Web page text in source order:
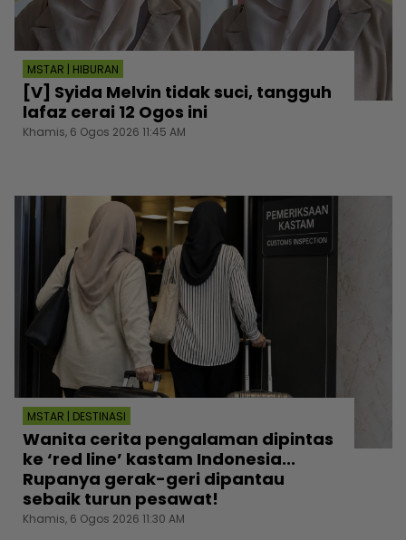
MSTAR | HIBURAN
[V] Syida Melvin tidak suci, tangguh
lafaz cerai 12 Ogos ini
Khamis, 6 Ogos 2026 11:45 AM
MSTAR | DESTINASI
Wanita cerita pengalaman dipintas
ke ‘red line’ kastam Indonesia...
Rupanya gerak-geri dipantau
sebaik turun pesawat!
Khamis, 6 Ogos 2026 11:30 AM